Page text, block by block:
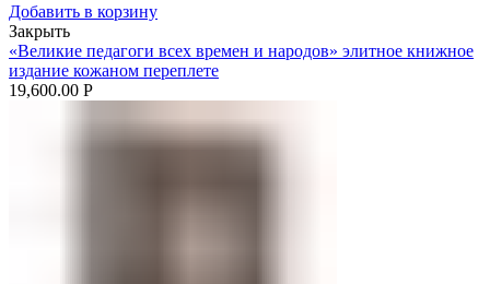
Добавить в корзину
Закрыть
«Великие педагоги всех времен и народов» элитное книжное
издание кожаном переплете
19,600.00 Р